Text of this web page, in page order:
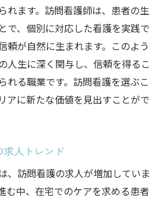
れます。訪問看護師は、患者の生
で、個別に対応した看護を実践で
頼が自然に生まれます。このよう
人生に深く関与し、信頼を得るこ
れる職業です。訪問看護を選ぶこ
アに新たな価値を見出すことがで
人トレンド
、訪問看護の求人が増加していま
む中、在宅でのケアを求める患者